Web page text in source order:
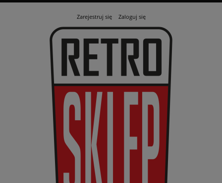
Zarejestruj się Zaloguj się